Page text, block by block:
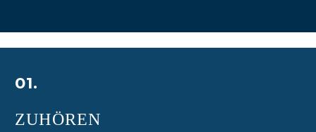
01.
ZUHÖREN